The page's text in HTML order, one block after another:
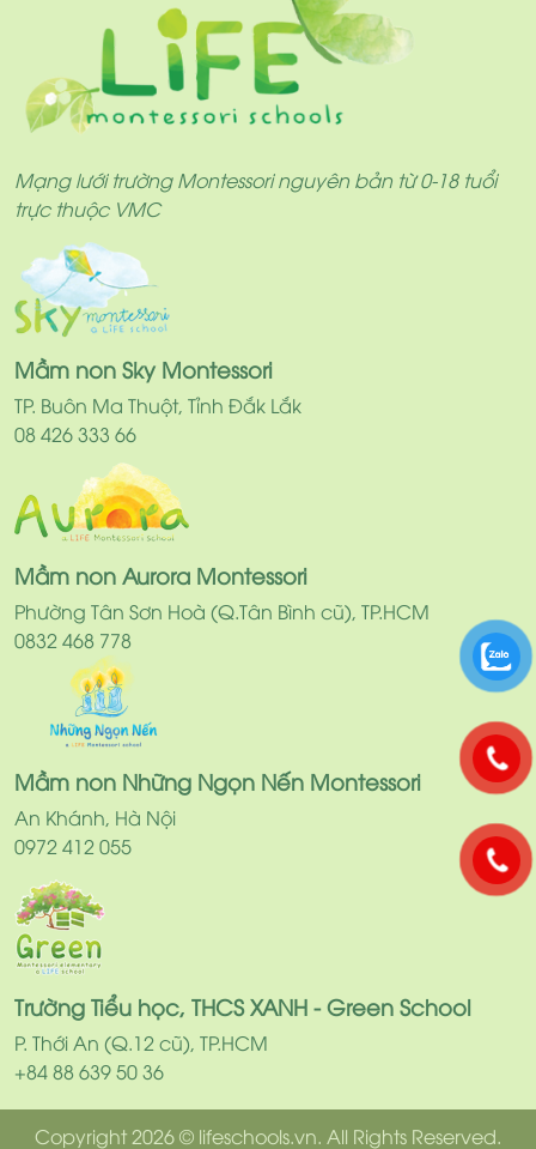
Mạng lưới trường Montessori nguyên bản từ 0-18 tuổi
trực thuộc VMC
Mầm non Sky Montessori
TP. Buôn Ma Thuột, Tỉnh Đắk Lắk
08 426 333 66
Mầm non Aurora Montessori
Phường Tân Sơn Hoà (Q.Tân Bình cũ), TP.HCM
0832 468 778
Mầm non Những Ngọn Nến Montessori
An Khánh, Hà Nội
0972 412 055
Trường Tiểu học, THCS XANH - Green School
P. Thới An (Q.12 cũ), TP.HCM
+84 88 639 50 36
Copyright 2026 © lifeschools.vn. All Rights Reserved.